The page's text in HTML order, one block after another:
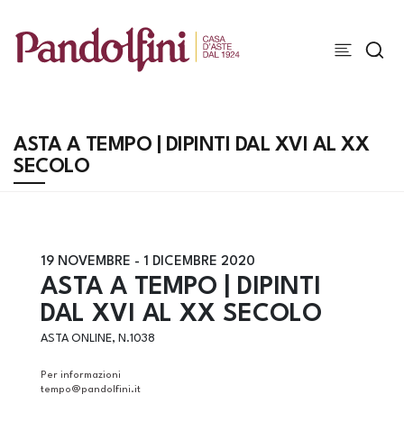
ASTA A TEMPO | DIPINTI DAL XVI AL XX
SECOLO
19 NOVEMBRE - 1 DICEMBRE 2020
ASTA A TEMPO | DIPINTI
DAL XVI AL XX SECOLO
ASTA ONLINE, N.1038
Per informazioni
tempo@pandolfini.it